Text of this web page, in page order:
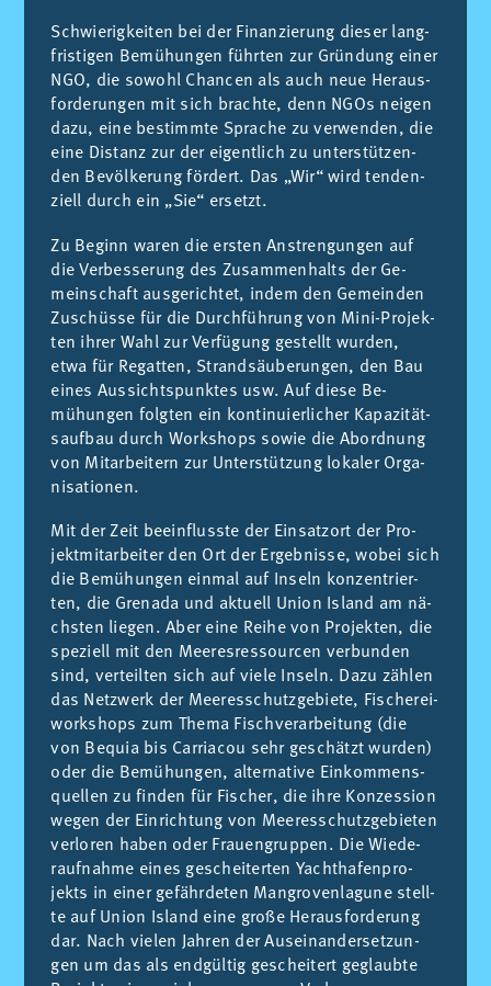
Sch­wie­rig­kei­ten bei der Fi­nan­zie­rung die­ser lang­
fris­ti­gen Be­mühun­gen führ­ten zur Grün­dung ei­ner
NGO, die so­wohl Chan­cen als auch neue He­raus­
for­de­run­gen mit sich bra­ch­te, denn NGOs nei­gen
dazu, eine bes­timm­te Spra­che zu ver­wen­den, die
eine Dis­tanz zur der ei­gentlich zu un­ters­tüt­zen­
den Be­völ­ke­rung för­dert. Das „Wir“ wird ten­den­
ziell durch ein „Sie“ er­setzt.
Zu Be­ginn wa­ren die ers­ten Ans­tren­gun­gen auf
die Ver­bes­se­rung des Zu­sam­men­halts der Ge­
meins­chaft aus­ge­ri­ch­tet, in­dem den Ge­mein­den
Zus­chüs­se für die Dur­ch­füh­rung von Mini-Pro­jek­
ten ih­rer Wahl zur Ver­fü­gung ges­te­llt wur­den,
etwa für Re­gat­ten, Strand­säu­be­run­gen, den Bau
ei­nes Aus­si­chts­punk­tes usw. Auf die­se Be­
mühun­gen folg­ten ein kon­ti­nuier­li­cher Ka­pa­zi­tät­
sauf­bau durch Works­hops so­wie die Abord­nung
von Mi­tar­bei­tern zur Un­ters­tüt­zung lo­ka­ler Or­ga­
ni­sa­tio­nen.
Mit der Zeit beein­fluss­te der Ein­sat­zort der Pro­
jekt­mi­tar­bei­ter den Ort der Er­geb­nis­se, wo­bei sich
die Be­mühun­gen ein­mal auf In­seln kon­zen­trier­
ten, die Gre­na­da und ak­tuell Union Is­land am nä­
chs­ten lie­gen. Aber eine Reihe von Pro­jek­ten, die
spe­ziell mit den Mee­res­res­sour­cen ver­bun­den
sind, ver­teil­ten sich auf vie­le In­seln. Dazu zäh­len
das Netz­werk der Mee­ress­chutz­ge­bie­te, Fis­che­rei­
works­hops zum The­ma Fis­ch­ve­rar­bei­tung (die
von Be­quia bis Ca­rria­cou sehr ges­chätzt wur­den)
oder die Be­mühun­gen, al­ter­na­ti­ve Ein­kom­mens­
que­llen zu fin­den für Fis­cher, die ihre Kon­zes­sion
we­gen der Ein­ri­ch­tung von Mee­ress­chutz­ge­bie­ten
ver­lo­ren ha­ben oder Frauen­grup­pen. Die Wie­de­
rauf­nah­me ei­nes ges­chei­ter­ten Ya­cht­ha­fen­pro­
jekts in ei­ner ge­fähr­de­ten Man­gro­ven­la­gu­ne ste­ll­
te auf Union Is­land eine große He­raus­for­de­rung
dar. Nach vie­len Jah­ren der Au­sei­nan­der­set­zun­
gen um das als end­gül­tig ges­chei­tert ge­glaub­te